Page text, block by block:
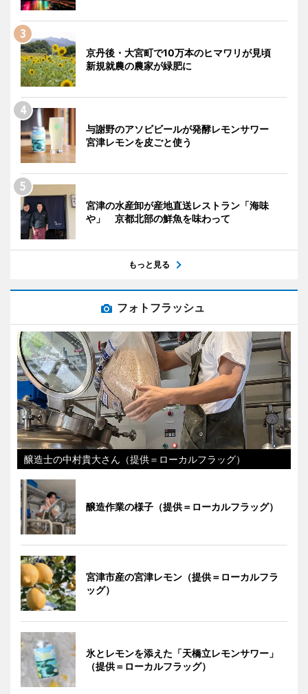
京丹後・大宮町で10万本のヒマワリが見頃
新規就農の農家が緑肥に
与謝野のアソビビールが発酵レモンサワー
宮津レモンを皮ごと使う
宮津の水産卸が産地直送レストラン「海味
や」 京都北部の鮮魚を味わって
もっと見る
フォトフラッシュ
醸造士の中村貴大さん（提供＝ローカルフラッグ）
醸造作業の様子（提供＝ローカルフラッグ）
宮津市産の宮津レモン（提供＝ローカルフラ
ッグ）
氷とレモンを添えた「天橋立レモンサワー」
（提供＝ローカルフラッグ）